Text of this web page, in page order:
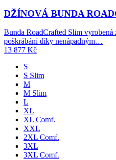
DŽÍNOVÁ BUNDA
Bunda RoadCrafted Slim
poškrábání díky nenápadným…
13 877 Kč
S
S Slim
M
M Slim
L
XL
XL Comf.
XXL
2XL Comf.
3XL
3XL Comf.